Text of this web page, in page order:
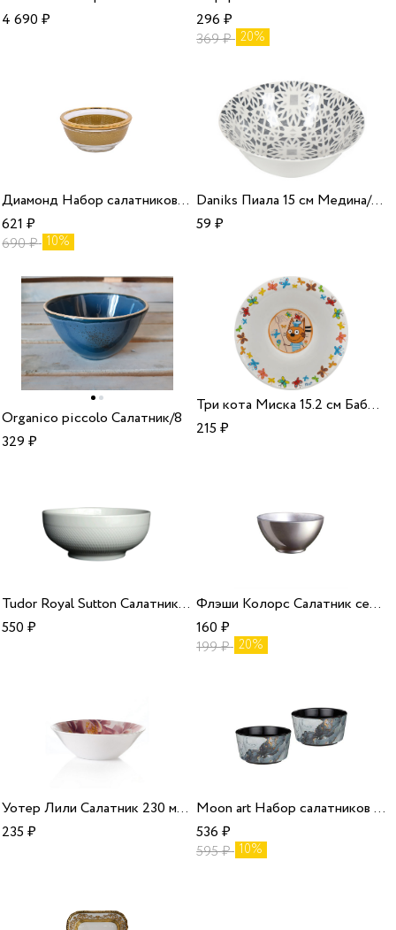
4 690₽
296₽
369₽ 20%
Диамонд Набор салатников 2 шт/15
621₽
690₽ 10%
Daniks Пиала 15 см Медина/96
59₽
Organico piccolo Салатник/8
329₽
Три кота Миска 15.2 см Бабочки/12
215₽
Tudor Royal Sutton Салатник 21 см/10
550₽
Флэши Колорс Салатник серебрянный 500 мл/6
160₽
199₽ 20%
Уотер Лили Салатник 230 мм/6
235₽
Moon art Набор салатников 11.5*6.5 см черный/24
536₽
595₽ 10%